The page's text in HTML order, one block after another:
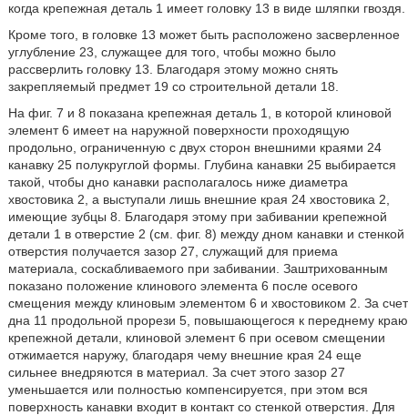
когда крепежная деталь 1 имеет головку 13 в виде шляпки гвоздя.
Кроме того, в головке 13 может быть расположено засверленное
углубление 23, служащее для того, чтобы можно было
рассверлить головку 13. Благодаря этому можно снять
закрепляемый предмет 19 со строительной детали 18.
На фиг. 7 и 8 показана крепежная деталь 1, в которой клиновой
элемент 6 имеет на наружной поверхности проходящую
продольно, ограниченную с двух сторон внешними краями 24
канавку 25 полукруглой формы. Глубина канавки 25 выбирается
такой, чтобы дно канавки располагалось ниже диаметра
хвостовика 2, а выступали лишь внешние края 24 хвостовика 2,
имеющие зубцы 8. Благодаря этому при забивании крепежной
детали 1 в отверстие 2 (см. фиг. 8) между дном канавки и стенкой
отверстия получается зазор 27, служащий для приема
материала, соскабливаемого при забивании. Заштрихованным
показано положение клинового элемента 6 после осевого
смещения между клиновым элементом 6 и хвостовиком 2. За счет
дна 11 продольной прорези 5, повышающегося к переднему краю
крепежной детали, клиновой элемент 6 при осевом смещении
отжимается наружу, благодаря чему внешние края 24 еще
сильнее внедряются в материал. За счет этого зазор 27
уменьшается или полностью компенсируется, при этом вся
поверхность канавки входит в контакт со стенкой отверстия. Для